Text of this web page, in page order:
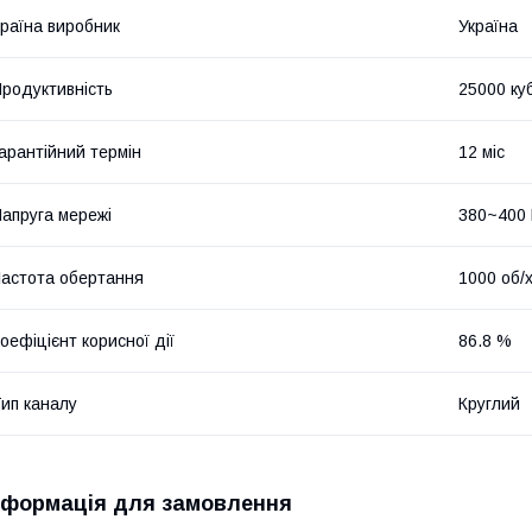
виробник Україна
25000
термін 12 міс
мережі 380~400
обертання 1000 об/
корисної дії 86.8 %
каналу Круглий
для замовлення